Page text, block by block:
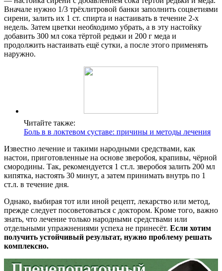
Вначале нужно 1/3 трёхлитровой банки заполнить соцветиями
сирени, залить их 1 ст. спирта и настаивать в течение 2-х
недель. Затем цветки необходимо убрать, а в эту настойку
добавить 300 мл сока тёртой редьки и 200 г меда и
продолжить настаивать ещё сутки, а после этого применять
наружно.
Читайте также:
Боль в в локтевом суставе: причины и методы лечения
Известно лечение и такими народными средствами, как
настои, приготовленные на основе зверобоя, крапивы, чёрной
смородины. Так, рекомендуется 1 ст.л. зверобоя залить 200 мл
кипятка, настоять 30 минут, а затем принимать внутрь по 1
ст.л. в течение дня.
Однако, выбирая тот или иной рецепт, лекарство или метод,
прежде следует посоветоваться с доктором. Кроме того, важно
знать, что лечение только народными средствами или
отдельными упражнениями успеха не принесёт. Если хотим
получить устойчивый результат, нужно проблему решать
комплексно.